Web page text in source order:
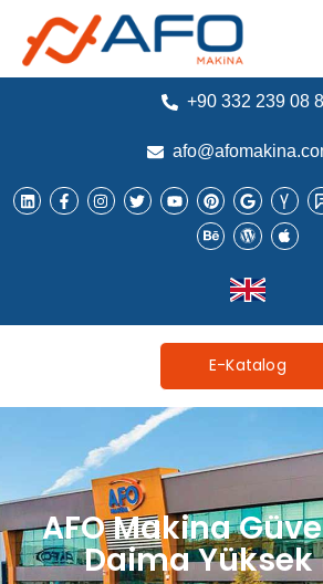
+90 332 239 08
E-Katalog
AFO Makina
Daima Yüksek